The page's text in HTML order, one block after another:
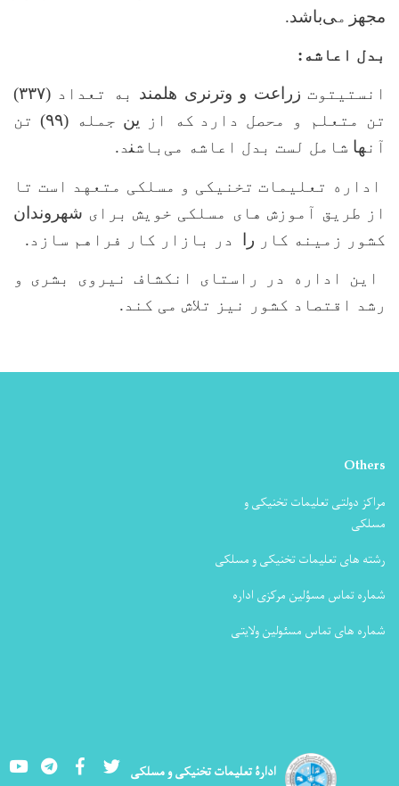
مجهز می‌باشد.
بدل اعاشه:
انستیتوت زراعت و وترنری هلمند به تعداد (۳۳۷)
تن متعلم و محصل دارد که از ین جمله (۹۹)
تن
آنها شامل لست بدل اعاشه می باشند.
اداره تعلیمات تخنیکی و مسلکی متعهد است تا
از طریق آموزش های مسلکی خویش برای شهروندان
کشور زمینه کار را در بازار کار فراهم سازد.
این اداره در راستای انکشاف نیروی بشری و
رشد اقتصاد کشور نیز تلاش می کند .
Others
مراکز دولتی تعلیمات تخنیکی و
مسلکی
رشته های تعلیمات تخنیکی و مسلکی
شماره تماس مسؤلین مرکزی اداره
شماره های تماس مسئولین ولایتی
ادارۀ تعلیمات تخنیکی و مسلکی YoutubeLinkedInFacebook Twitter